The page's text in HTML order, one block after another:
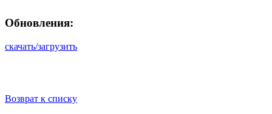
Обновления:
скачать/загрузить
Возврат к списку